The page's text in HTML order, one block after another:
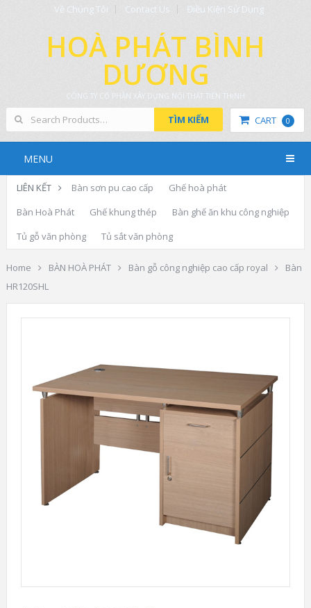
Về Chúng Tôi Contact Us Điều Kiện Sử Dụng
HOÀ PHÁT BÌNH
DƯƠNG
CÔNG TY CỔ PHẦN XÂY DỰNG NỘI THẤT TIẾN THỊNH
CART 0
TÌM KIẾM
MENU
LIÊN KẾT Bàn sơn pu cao cấp
Ghế hoà phát
Bàn Hoà Phát
Ghế khung thép
Bàn ghế ăn khu công nghiệp
Tủ gỗ văn phòng
Tủ sắt văn phòng
Home BÀN HOÀ PHÁT Bàn gỗ công nghiệp cao cấp royal
Bàn
HR120SHL